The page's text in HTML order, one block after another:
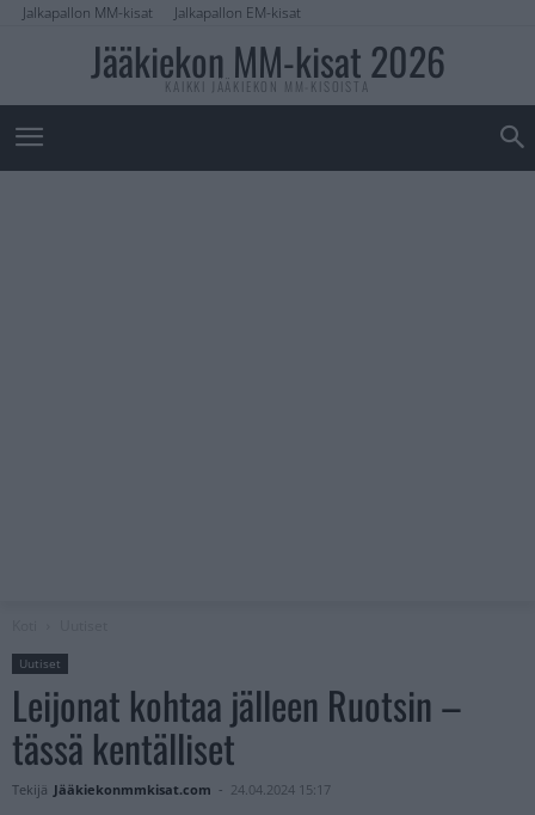
Jalkapallon MM-kisat Jalkapallon EM-kisat
Jääkiekon MM-kisat 2026
KAIKKI JÄÄKIEKON MM-KISOISTA
Uutiset
Leijonat kohtaa jälleen Ruotsin –
tässä kentälliset
Tekijä Jääkiekonmmkisat.com - 24.04.2024 15:17